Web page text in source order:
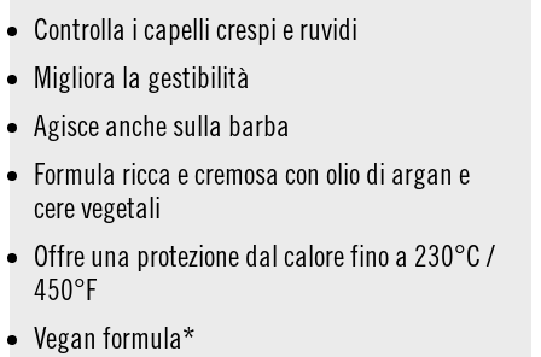
Controlla i capelli crespi e ruvidi
Migliora la gestibilità
Agisce anche sulla barba
Formula ricca e cremosa con olio di argan e
cere vegetali
Offre una protezione dal calore fino a 230°C /
450°F
Vegan formula*